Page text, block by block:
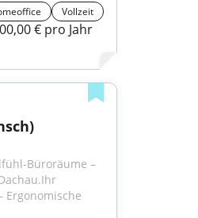
Vollzeit
€ pro Jahr
Büroräume –